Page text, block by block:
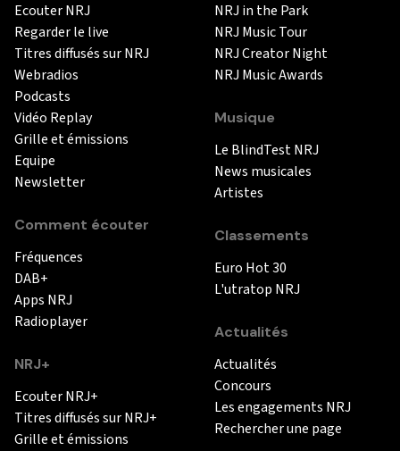
Ecouter NRJ
Regarder le live
Titres diffusés sur NRJ
Webradios
Podcasts
Vidéo Replay
Grille et émissions
Equipe
Newsletter
Comment écouter
Fréquences
DAB+
Apps NRJ
Radioplayer
NRJ+
Ecouter NRJ+
Titres diffusés sur NRJ+
Grille et émissions
NRJ in the Park
NRJ Music Tour
NRJ Creator Night
NRJ Music Awards
Musique
Le BlindTest NRJ
News musicales
Artistes
Classements
Euro Hot 30
L'utratop NRJ
Actualités
Actualités
Concours
Les engagements NRJ
Rechercher une page